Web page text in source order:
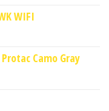
WIFI
Camo Gray